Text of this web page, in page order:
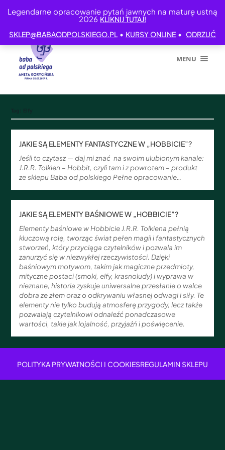
Legendarne opracowanie pytań jawnych na maturę ustną
2026 KLIKNIJ TUTAJ!
SKLEP@BABAODPOLSKIEGO.PL • KURSY ONLINE • ODRZUĆ
MENU
JAKIE SĄ ELEMENTY FANTASTYCZNE W „HOBBICIE”?
Jeśli to czytasz — daj mi znać na swoim ulubionym kanale:
J.R.R. Tolkien – Hobbit, czyli tam i z powrotem – produkt
ze sklepu Baba od polskiego Pełne opracowanie…
JAKIE SĄ ELEMENTY BAŚNIOWE W „HOBBICIE”?
Elementy baśniowe w Hobbicie J.R.R. Tolkiena pełnią
kluczową rolę, tworząc świat pełen magii i fantastycznych
stworzeń, który przyciąga czytelników i pozwala im
zanurzyć się w niezwykłej rzeczywistości. Dzięki
baśniowym motywom, takim jak magiczne przedmioty,
mityczne postaci (smoki, elfy, krasnoludy) i wyprawa w
nieznane, historia zyskuje uniwersalne przesłanie o walce
dobra ze złem oraz o odkrywaniu własnej odwagi i siły. Te
elementy nie tylko budują atmosferę przygody, lecz także
pozwalają czytelnikowi odnaleźć ponadczasowe
wartości, takie jak lojalność, przyjaźń i poświęcenie.
POLITYKA PRYWATNOŚCI I COOKIESREGULAMIN SKLEPU